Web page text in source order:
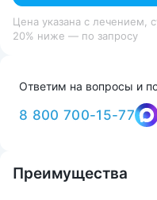
Цена указана с лечением,
20% ниже — по запросу
Ответим на вопросы и
8 800 700-15-77
Преимущества